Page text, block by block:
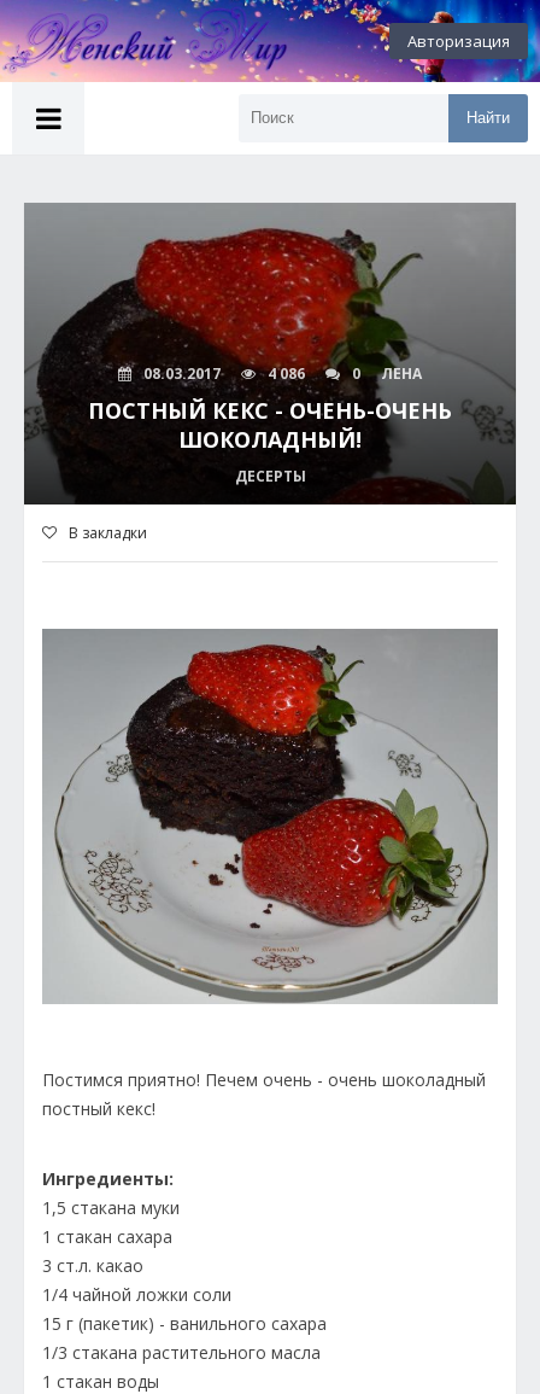
Авторизация
Найти
08.03.2017 4 086 0 ЛЕНА
ПОСТНЫЙ КЕКС - ОЧЕНЬ-ОЧЕНЬ
ШОКОЛАДНЫЙ!
ДЕСЕРТЫ
В закладки
Постимся приятно! Печем очень - очень шоколадный
постный кекс!
Ингредиенты:
1,5 стакана муки
1 стакан сахара
3 ст.л. какао
1/4 чайной ложки соли
15 г (пакетик) - ванильного сахара
1/3 стакана растительного масла
1 стакан воды